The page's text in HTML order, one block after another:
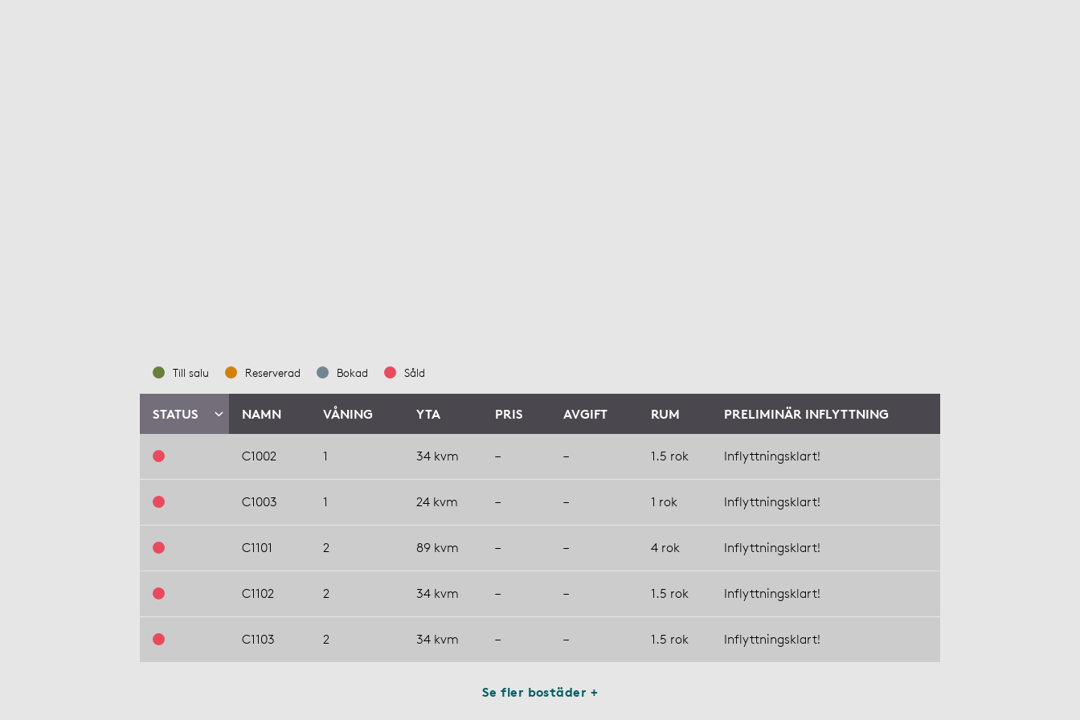
Till salu Reserverad Bokad Såld
STATUS NAMN VÅNING YTA PRIS AVGIFT RUM PRELIMINÄR INFLYTTNING
C1002 1 34 kvm – – 1.5 rok Inflyttningsklart!
C1003 1 24 kvm – – 1 rok Inflyttningsklart!
C1101 2 89 kvm – – 4 rok Inflyttningsklart!
C1102 2 34 kvm – – 1.5 rok Inflyttningsklart!
C1103 2 34 kvm – – 1.5 rok Inflyttningsklart!
Se fler bostäder +